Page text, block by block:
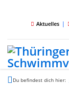
Aktuelles |
Du befindest dich hier: